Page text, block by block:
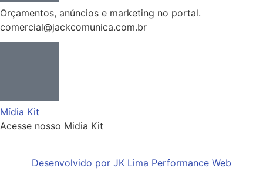
Orçamentos, anúncios e marketing no portal.
comercial@jackcomunica.com.br
Mídia Kit
Acesse nosso Midia Kit
Desenvolvido por JK Lima Performance Web